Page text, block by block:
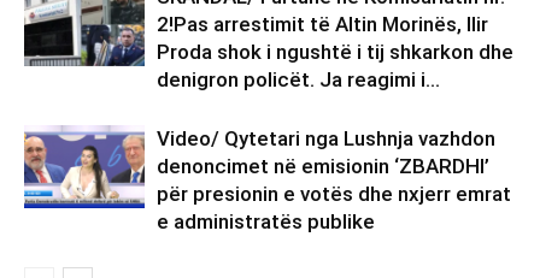
2!Pas arrestimit të Altin Morinës, Ilir
Proda shok i ngushtë i tij shkarkon dhe
denigron policët. Ja reagimi i...
Video/ Qytetari nga Lushnja vazhdon
denoncimet në emisionin ‘ZBARDHI’
për presionin e votës dhe nxjerr emrat
e administratës publike